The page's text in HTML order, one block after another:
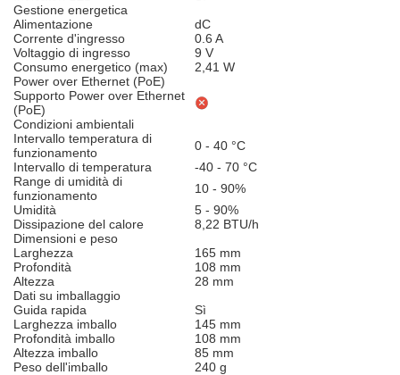
Gestione energetica
Alimentazione
dC
Corrente d'ingresso
0.6 A
Voltaggio di ingresso
9 V
Consumo energetico (max)
2,41 W
Power over Ethernet (PoE)
Supporto Power over Ethernet
(PoE)
Condizioni ambientali
Intervallo temperatura di
funzionamento
0 - 40 °C
Intervallo di temperatura
-40 - 70 °C
Range di umidità di
funzionamento
10 - 90%
Umidità
5 - 90%
Dissipazione del calore
8,22 BTU/h
Dimensioni e peso
Larghezza
165 mm
Profondità
108 mm
Altezza
28 mm
Dati su imballaggio
Guida rapida
Sì
Larghezza imballo
145 mm
Profondità imballo
108 mm
Altezza imballo
85 mm
Peso dell'imballo
240 g